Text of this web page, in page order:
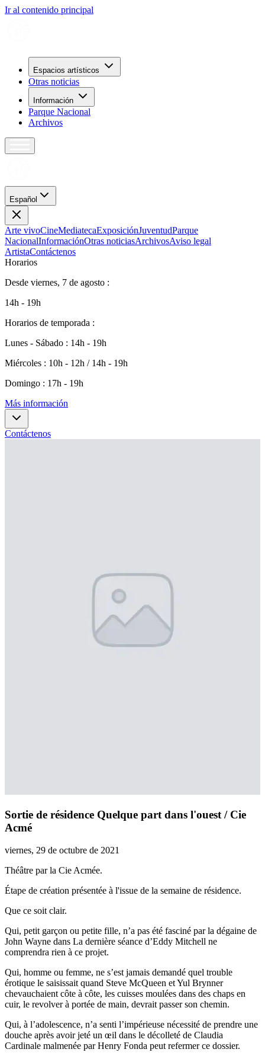
Ir al contenido principal
Espacios artísticos
Otras noticias
Información
Parque Nacional
Archivos
Español
Arte vivoCineMediatecaExposiciónJuventudParque
NacionalInformaciónOtras noticiasArchivosAviso legal
ArtistaContáctenos
Horarios
Desde viernes, 7 de agosto :
14h - 19h
Horarios de temporada :
Lunes - Sábado : 14h - 19h
Miércoles : 10h - 12h / 14h - 19h
Domingo : 17h - 19h
Más información
Contáctenos
Sortie de résidence Quelque part dans l'ouest / Cie
Acmé
viernes, 29 de octubre de 2021
Théâtre par la Cie Acmée.
Étape de création présentée à l'issue de la semaine de résidence.
Que ce soit clair.
Qui, petit garçon ou petite fille, n’a pas été fasciné par la dégaine de
John Wayne dans La dernière séance d’Eddy Mitchell ne
comprendra rien à ce projet.
Qui, homme ou femme, ne s’est jamais demandé quel trouble
érotique le saisissait quand Steve McQueen et Yul Brynner
chevauchaient côte à côte, les cuisses moulées dans des chaps en
cuir, le revolver à portée de main, devrait passer son chemin.
Qui, à l’adolescence, n’a senti l’impérieuse nécessité de prendre une
douche après avoir jeté un œil dans le décolleté de Claudia
Cardinale malmenée par Henry Fonda peut refermer ce dossier.